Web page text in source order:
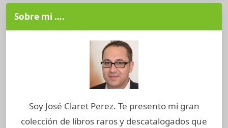
Sobre mi ….
Soy José Claret Perez. Te presento mi gran
colección de libros raros y descatalogados que